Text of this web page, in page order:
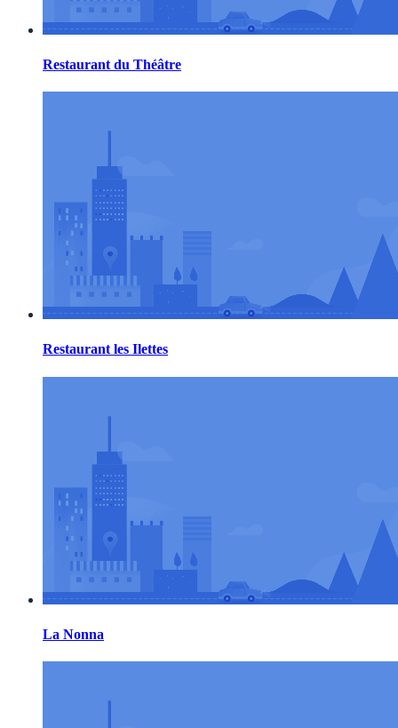
Restaurant du Théâtre
Restaurant les Ilettes
La Nonna